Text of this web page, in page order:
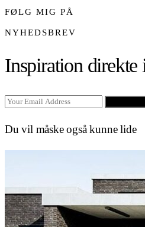
FØLG MIG PÅ
NYHEDSBREV
Inspiration direkte
Du vil måske også kunne lide